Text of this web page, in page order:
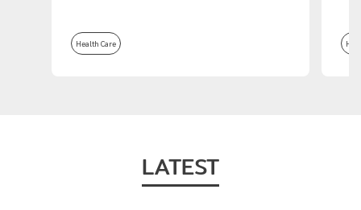
พรีเซนต์ตัวเองได้เป็นอย่างดี ไม่ว่าคุณจะ
Thailand จะมาช่วยหนุ่ม ๆ เลือกน้ำหอม
ผู้ชายสักตัว สองตัว ให้มีติดบ้านไว้ เพื่อที่จะ
Health Care
ปร
LATEST